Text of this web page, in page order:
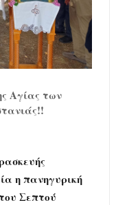
Αγίας των
η πανηγυρική
Σεπτού